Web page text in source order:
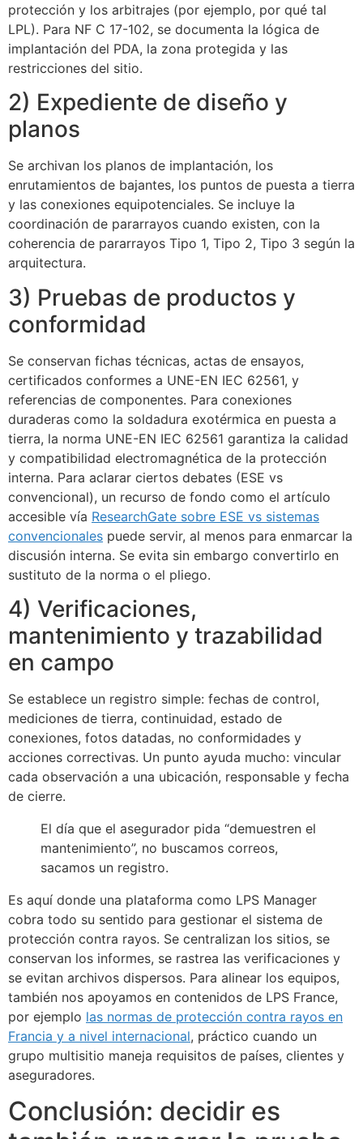
protección y los arbitrajes (por ejemplo, por qué tal
LPL). Para NF C 17-102, se documenta la lógica de
implantación del PDA, la zona protegida y las
restricciones del sitio.
2) Expediente de diseño y
planos
Se archivan los planos de implantación, los
enrutamientos de bajantes, los puntos de puesta a tierra
y las conexiones equipotenciales. Se incluye la
coordinación de pararrayos cuando existen, con la
coherencia de pararrayos Tipo 1, Tipo 2, Tipo 3 según la
arquitectura.
3) Pruebas de productos y
conformidad
Se conservan fichas técnicas, actas de ensayos,
certificados conformes a UNE-EN IEC 62561, y
referencias de componentes. Para conexiones
duraderas como la soldadura exotérmica en puesta a
tierra, la norma UNE-EN IEC 62561 garantiza la calidad
y compatibilidad electromagnética de la protección
interna. Para aclarar ciertos debates (ESE vs
convencional), un recurso de fondo como el artículo
accesible vía ResearchGate sobre ESE vs sistemas
convencionales puede servir, al menos para enmarcar la
discusión interna. Se evita sin embargo convertirlo en
sustituto de la norma o el pliego.
4) Verificaciones,
mantenimiento y trazabilidad
en campo
Se establece un registro simple: fechas de control,
mediciones de tierra, continuidad, estado de
conexiones, fotos datadas, no conformidades y
acciones correctivas. Un punto ayuda mucho: vincular
cada observación a una ubicación, responsable y fecha
de cierre.
El día que el asegurador pida “demuestren el
mantenimiento”, no buscamos correos,
sacamos un registro.
Es aquí donde una plataforma como LPS Manager
cobra todo su sentido para gestionar el sistema de
protección contra rayos. Se centralizan los sitios, se
conservan los informes, se rastrea las verificaciones y
se evitan archivos dispersos. Para alinear los equipos,
también nos apoyamos en contenidos de LPS France,
por ejemplo las normas de protección contra rayos en
Francia y a nivel internacional, práctico cuando un
grupo multisitio maneja requisitos de países, clientes y
aseguradores.
Conclusión: decidir es
ECLAIR